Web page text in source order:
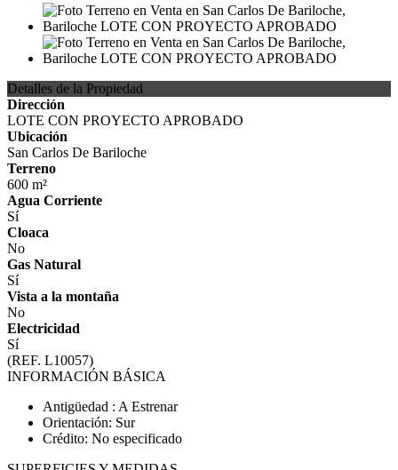
Detalles de la Propiedad
Dirección
LOTE CON PROYECTO APROBADO
Ubicación
San Carlos De Bariloche
Terreno
600 m²
Agua Corriente
Sí
Cloaca
No
Gas Natural
Sí
Vista a la montaña
No
Electricidad
Sí
(REF. L10057)
INFORMACIÓN BÁSICA
Antigüedad : A Estrenar
Orientación: Sur
Crédito: No especificado